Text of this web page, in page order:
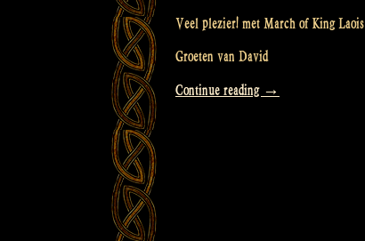
Veel plezier! met March of King Laois
Groeten van David
Continue reading “Video:
→